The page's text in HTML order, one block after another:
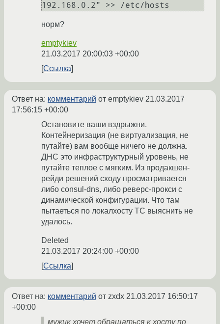
норм?
emptykiev
21.03.2017 20:00:03 +00:00
Ссылка
Ответ на: комментарий от emptykiev 21.03.2017
17:56:15 +00:00
Остановите ваши вздрыжни.
Контейнеризация (не виртуализация, не
путайте) вам вообще ничего не должна.
ДНС это инфраструктурный уровень, не
путайте теплое с мягким. Из продакшен-
рейди решений сходу просматривается
либо consul-dns, либо реверс-прокси с
динамической конфигурации. Что там
пытаеться по локалхосту ТС выяснить не
удалось.
Deleted
21.03.2017 20:24:00 +00:00
Ссылка
Ответ на: комментарий от zxdx 21.03.2017 16:50:17
+00:00
мужик хочет обращаться к хосту по